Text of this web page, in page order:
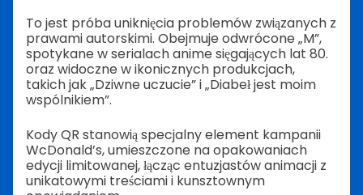
To jest próba uniknięcia problemów związanych z
prawami autorskimi. Obejmuje odwrócone „M”,
spotykane w serialach anime sięgających lat 80.
oraz widoczne w ikonicznych produkcjach,
takich jak „Dziwne uczucie” i „Diabeł jest moim
wspólnikiem”.
Kody QR stanowią specjalny element kampanii
WcDonald’s, umieszczone na opakowaniach
edycji limitowanej, łącząc entuzjastów animacji z
unikatowymi treściami i kunsztownym